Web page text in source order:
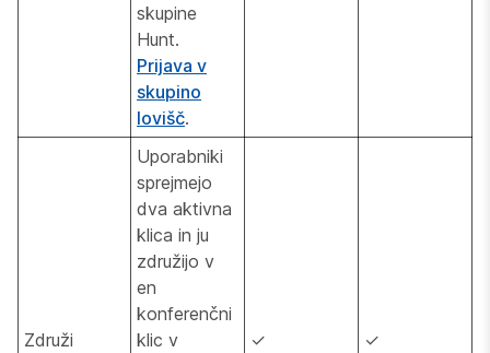
skupine
Hunt.
Prijava v
skupino
lovišč.
Združi
Uporabniki
sprejmejo
dva aktivna
klica in ju
združijo v
en
konferenčni
klic v
✓ ✓